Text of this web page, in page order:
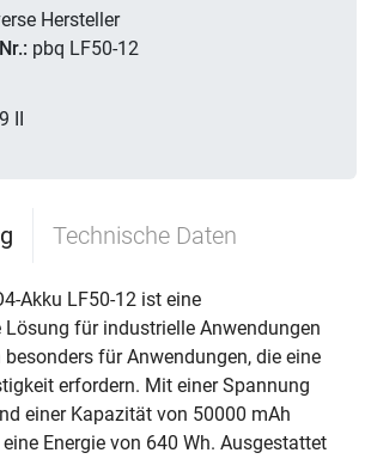
Hersteller
pbq LF50-12
II
Technische Daten
Akku LF50-12 ist eine
für industrielle Anwendungen
für Anwendungen, die eine
erfordern. Mit einer Spannung
einer Kapazität von 50000 mAh
Energie von 640 Wh. Ausgestattet